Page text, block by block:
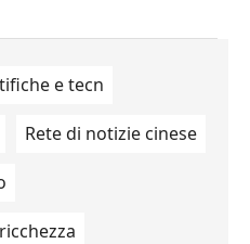
e tecn
Rete di notizie cinese